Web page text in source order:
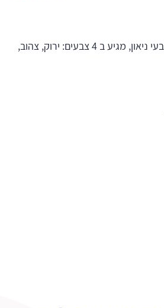
סקסופון מתנפח גדול בצבעי ניאון, מגיע ב 4 צבעים: ירוק, צהוב,